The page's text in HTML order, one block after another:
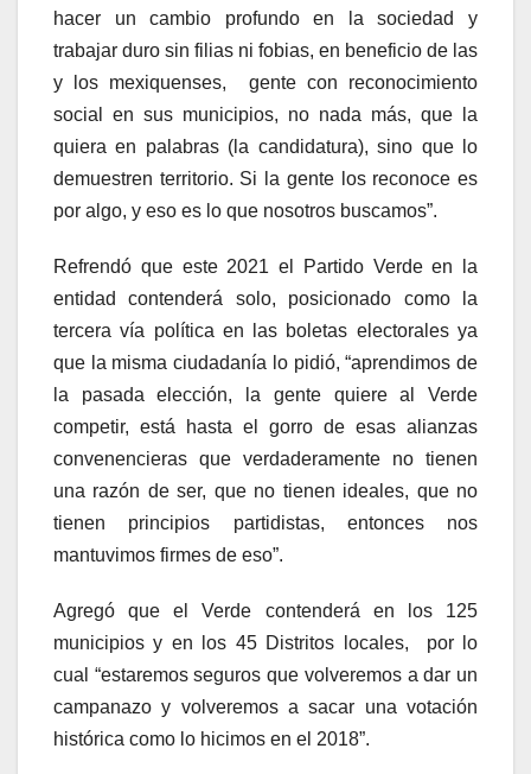
hacer un cambio profundo en la sociedad y
trabajar duro sin filias ni fobias, en beneficio de las
y los mexiquenses, gente con reconocimiento
social en sus municipios, no nada más, que la
quiera en palabras (la candidatura), sino que lo
demuestren territorio. Si la gente los reconoce es
por algo, y eso es lo que nosotros buscamos”.
Refrendó que este 2021 el Partido Verde en la
entidad contenderá solo, posicionado como la
tercera vía política en las boletas electorales ya
que la misma ciudadanía lo pidió, “aprendimos de
la pasada elección, la gente quiere al Verde
competir, está hasta el gorro de esas alianzas
convenencieras que verdaderamente no tienen
una razón de ser, que no tienen ideales, que no
tienen principios partidistas, entonces nos
mantuvimos firmes de eso”.
Agregó que el Verde contenderá en los 125
municipios y en los 45 Distritos locales, por lo
cual “estaremos seguros que volveremos a dar un
campanazo y volveremos a sacar una votación
histórica como lo hicimos en el 2018”.